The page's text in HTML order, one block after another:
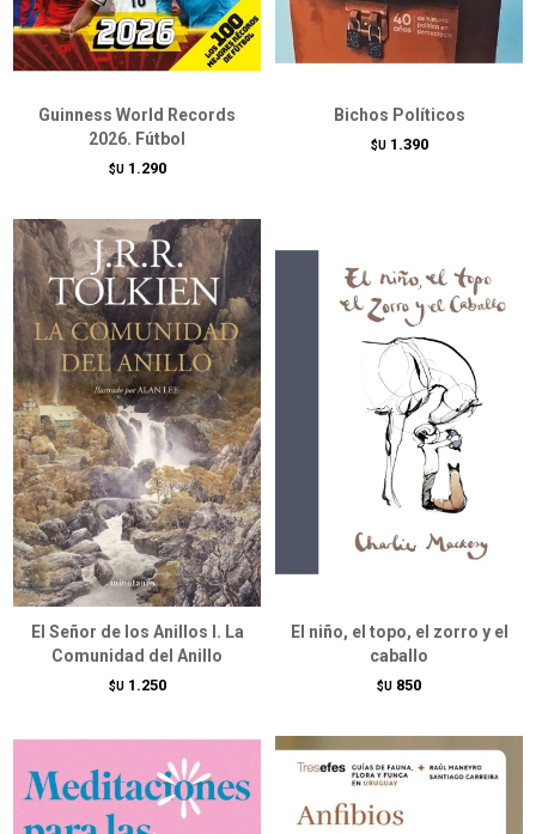
Guinness World Records
2026. Fútbol
$U 1.290
Bichos Políticos
$U 1.390
El Señor de los Anillos I. La
Comunidad del Anillo
$U 1.250
El niño, el topo, el zorro y el
caballo
$U 850